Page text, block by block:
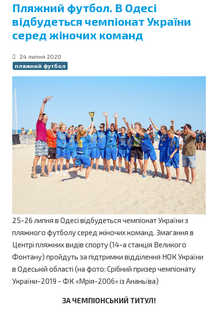
Пляжний футбол. В Одесі
відбудеться чемпіонат України
серед жіночих команд
24 липня 2020
пляжний футбол
25-26 липня в Одесі відбудеться чемпіонат України з
пляжного футболу серед жіночих команд. Змагання в
Центрі пляжних видів спорту (14-а станція Великого
Фонтану) пройдуть за підтримки відділення НОК України
в Одеській області (на фото: Срібний призер чемпіонату
України-2019 - ФК «Мрія-2006» із Ананьїва)
ЗА ЧЕМПІОНСЬКИЙ ТИТУЛ!